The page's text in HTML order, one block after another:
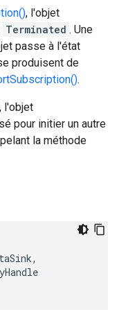
, l'objet
Terminated . Une
passe à l'état
produisent de
.
l'objet
pour initier un autre
la méthode